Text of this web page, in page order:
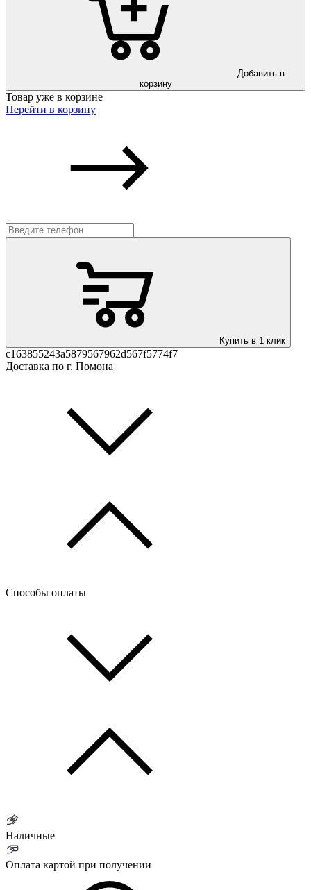
корзину
Товар уже в корзине
Перейти в корзину
Купить в 1 клик
c163855243a5879567962d567f5774f7
Доставка по г. Помона
Способы оплаты
Наличные
Оплата картой при получении